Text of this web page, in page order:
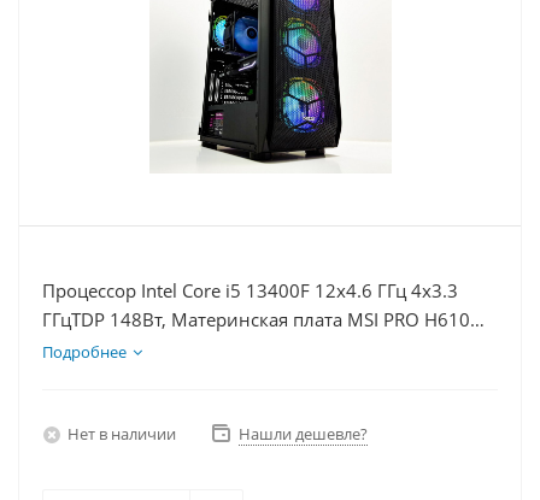
Процессор Intel Core i5 13400F 12x4.6 ГГц 4x3.3
ГГцTDP 148Вт, Материнская плата MSI PRO H610M-
E, Видеокарта RTX 4060Ti 8Гб, Память DDR4 16Gb,
Подробнее
Нет в наличии Нашли дешевле?